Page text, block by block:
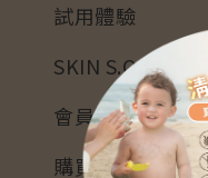
試用體驗
SKIN S.O.S
會員招募
購買資訊